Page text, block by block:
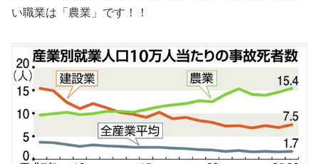
い職業は「農業」です！！